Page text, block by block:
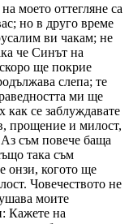
моето оттегляне са
но в друго време
ви чакам; не
че Синът на
ще покрие
слепа; те
ми ще
се заблуждавате
прощение и милост,
Аз съм повече баща
така съм
онзи, когото ще
Човечеството не
моите
Кажете на